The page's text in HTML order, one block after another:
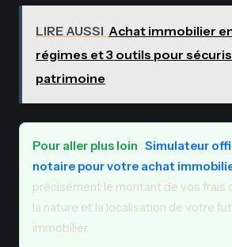
LIRE AUSSI Achat immobilier en
régimes et 3 outils pour
patrimoine
Pour aller plus loin : Simulateur
notaire pour votre achat
précisément le montant de vos frais
la nature et la localisation de votre
immobilier.